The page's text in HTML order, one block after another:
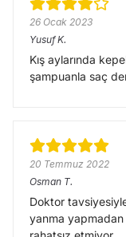
26 Ocak 2023
Yusuf K.
Kış aylarında
şampuanla saç
20 Temmuz 2022
Osman T.
Doktor
yanma